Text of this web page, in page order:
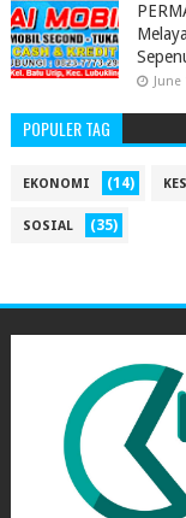
POPULER TAG
EKONOMI (14)
SOSIAL (35)